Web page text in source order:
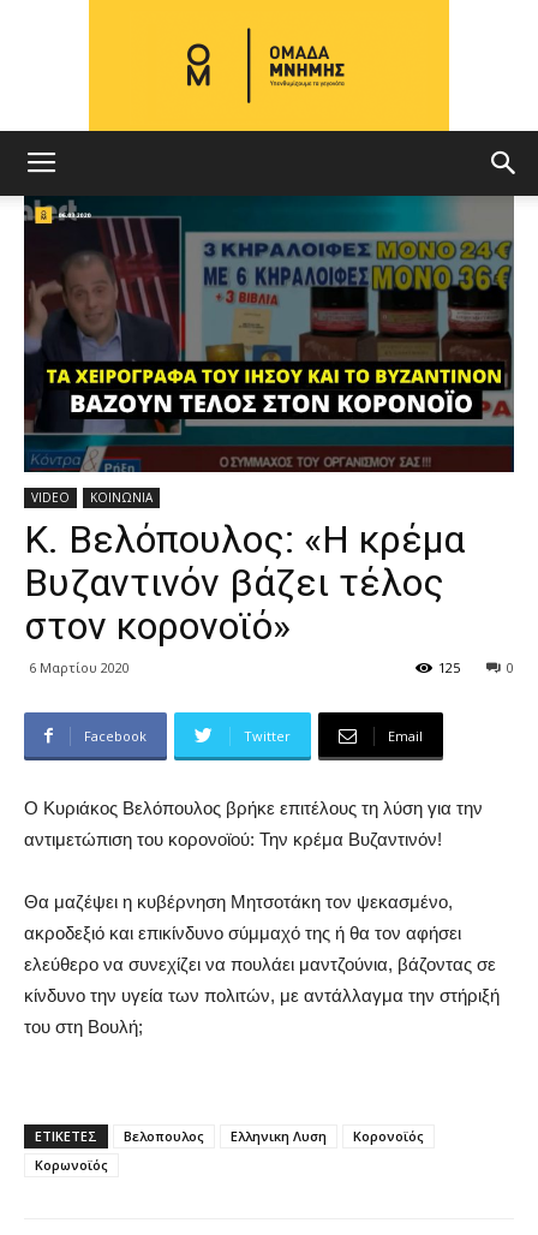
ΜΝΗΜΗΣ
VIDEO ΚΟΙΝΩΝΙΑ
Κ. Βελόπουλος: «Η κρέμα
Βυζαντινόν βάζει τέλος
στον κορονοϊό»
6 Μαρτίου 2020 0
125
Facebook Twitter Email
Ο Κυριάκος Βελόπουλος βρήκε επιτέλους τη λύση για την
αντιμετώπιση του κορονοϊού: Την κρέμα Βυζαντινόν!
Θα μαζέψει η κυβέρνηση Μητσοτάκη τον ψεκασμένο,
ακροδεξιό και επικίνδυνο σύμμαχό της ή θα τον αφήσει
ελεύθερο να συνεχίζει να πουλάει μαντζούνια, βάζοντας σε
κίνδυνο την υγεία των πολιτών, με αντάλλαγμα την στήριξή
του στη Βουλή;
ΕΤΙΚΕΤΕΣ Βελοπουλος Ελληνικη Λυση
Κορονοϊός
Κορωνοϊός